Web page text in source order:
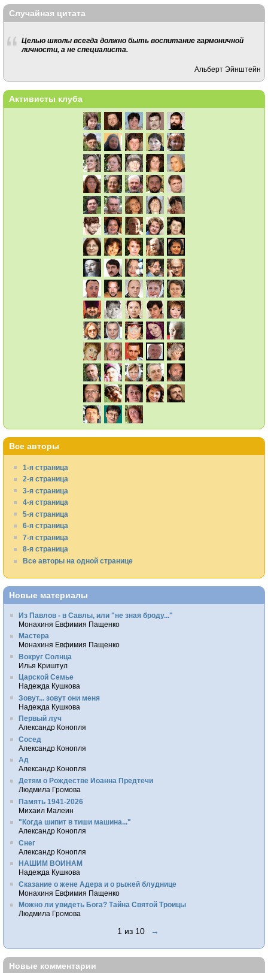
Случайная цитата
Целью школы всегда должно быть воспитание гармоничной
личности, а не специалиста.
Альберт Эйнштейн
Активисты клуба
Все авторы
1-я страница
2-я страница
3-я страница
4-я страница
5-я страница
6-я страница
7-я страница
8-я страница
Все авторы на одной странице
Новые материалы
Из Павлов - в Савлы, или "не зная броду..."
Монахиня Евфимия Пащенко
Мастера
Монахиня Евфимия Пащенко
Вокруг Солнца
Илья Криштул
Царской Семье
Надежда Кушкова
Зовут... зовут они меня
Надежда Кушкова
Первый луч
Александр Конопля
Сосед
Александр Конопля
Ад
Александр Конопля
Детям о Рождестве Иоанна Предтечи
Людмила Громова
Память 1941-2026
Михаил Малеин
"Когда шипит в тиши машина..."
Александр Конопля
Снег
Александр Конопля
НАШИМ ВОИНАМ
Надежда Кушкова
Сказание о жене Адера и о рыжей блуднице
Монахиня Евфимия Пащенко
Можно ли увидеть Бога? Тайна Святой Троицы
Людмила Громова
1 из 10 →
Новые комментарии